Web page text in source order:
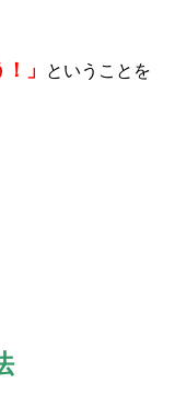
」
ということを